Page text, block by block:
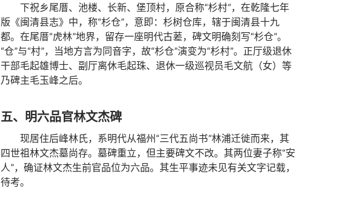
下祝乡尾厝、池楼、长新、堡顶村，原合称“杉村”，在乾隆七年
版《闽清县志》中，称“杉仓”，意即：杉树仓库，辖于闽清县十九
都。在尾厝“虎林”地界，留存一座明代古蒫，碑文明确刻写“杉仓”。
“仓”与“村”，当地方言为同音字，故“杉仓”演变为“杉村”。正厅级退休
干部毛起雄博士、副厅离休毛起珠、退休一级巡视员毛文航（女）等
乃碑主毛玉峰之后。
五、 明六品官林文杰碑
现居住后峰林氏，系明代从福州“三代五尚书”林浦迁徙而来，其
四世祖林文杰墓尚存。墓碑重立，但主要碑文不改。其两位妻子称“安
人”，确证林文杰生前官品位为六品。其生平事迹未见有关文字记载，
待考。